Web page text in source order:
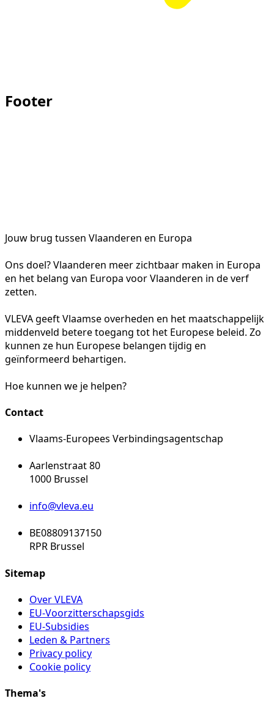
Footer
Jouw brug tussen Vlaanderen en Europa
Ons doel? Vlaanderen meer zichtbaar maken in Europa
en het belang van Europa voor Vlaanderen in de verf
zetten.
VLEVA geeft Vlaamse overheden en het maatschappelijk
middenveld betere toegang tot het Europese beleid. Zo
kunnen ze hun Europese belangen tijdig en
geïnformeerd behartigen.
Hoe kunnen we je helpen?
Contact
Vlaams-Europees Verbindingsagentschap
Aarlenstraat 80
1000 Brussel
info@vleva.eu
BE08809137150
RPR Brussel
Sitemap
Over VLEVA
EU-Voorzitterschapsgids
EU-Subsidies
Leden & Partners
Privacy policy
Cookie policy
Thema's